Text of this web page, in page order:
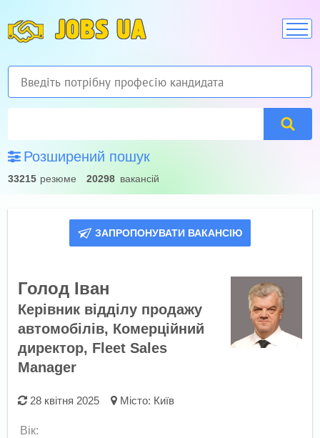
JOBS UA
Розширений пошук
33215 резюме 20298 вакансій
ЗАПРОПОНУВАТИ ВАКАНСІЮ
Голод Іван
Керівник відділу продажу
автомобілів, Комерційний
директор, Fleet Sales
Manager
28 квітня 2025 Місто: Київ
Вік: